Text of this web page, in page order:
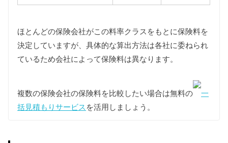
た3代目AZ-ワゴンの重量税は約25%増額されます
型式 標準税額 13年経過
ほとんどの保険会社がこの料率クラスをもとに保険料を
決定していますが、具体的な算出方法は各社に委ねられ
ているため会社によって保険料は異なります。
複数の保険会社の保険料を比較したい場合は無料の
一
括見積もりサービス を活用しましょう。